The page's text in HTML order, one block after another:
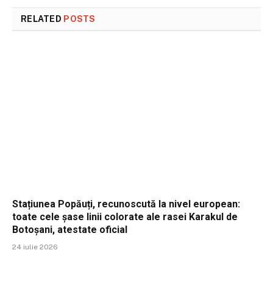
RELATED POSTS
Stațiunea Popăuți, recunoscută la nivel european:
toate cele șase linii colorate ale rasei Karakul de
Botoșani, atestate oficial
24 iulie 2026